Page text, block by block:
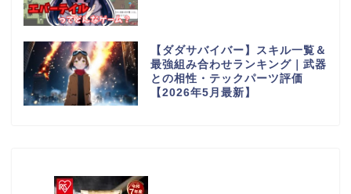
【ダダサバイバー】スキル一覧＆
最強組み合わせランキング｜武器
との相性・テックパーツ評価
【2026年5月最新】